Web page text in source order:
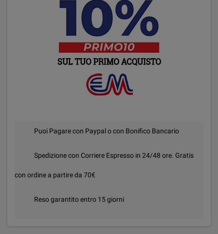
Puoi Pagare con Paypal o con Bonifico Bancario
Spedizione con Corriere Espresso in 24/48 ore. Gratis
con ordine a partire da 70€
Reso garantito entro 15 giorni